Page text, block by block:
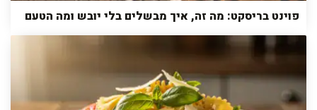
פוינט בריסקט: מה זה, איך מבשלים בלי יובש ומה הטעם